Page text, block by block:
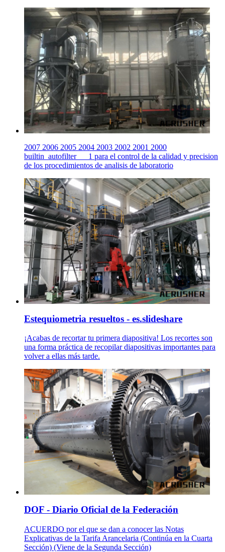
2007 2006 2005 2004 2003 2002 2001 2000
builtin_autofilter___1 para el control de la calidad y precision
de los procedimientos de analisis de laboratorio
Estequiometria resueltos - es.slideshare
¡Acabas de recortar tu primera diapositiva! Los recortes son
una forma práctica de recopilar diapositivas importantes para
volver a ellas más tarde.
DOF - Diario Oficial de la Federación
ACUERDO por el que se dan a conocer las Notas
Explicativas de la Tarifa Arancelaria (Continúa en la Cuarta
Sección) (Viene de la Segunda Sección)